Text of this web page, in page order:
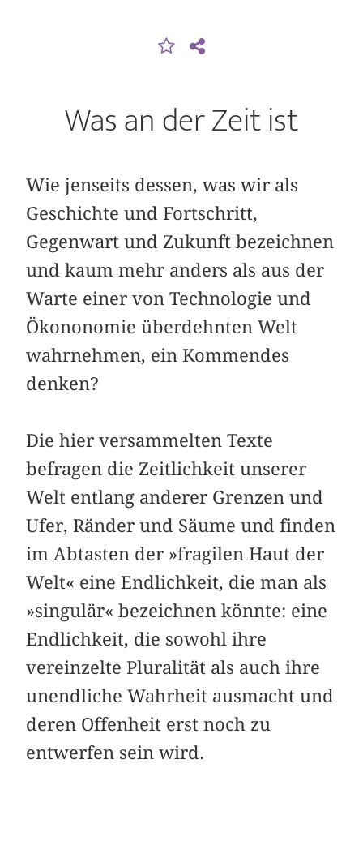
Was an der Zeit ist
Wie jenseits dessen, was wir als
Geschichte und Fortschritt,
Gegenwart und Zukunft bezeichnen
und kaum mehr anders als aus der
Warte einer von Technologie und
Ökononomie überdehnten Welt
wahrnehmen, ein Kommendes
denken?
Die hier versammelten Texte
befragen die Zeitlichkeit unserer
Welt entlang anderer Grenzen und
Ufer, Ränder und Säume und finden
im Abtasten der »fragilen Haut der
Welt« eine Endlichkeit, die man als
»singulär« bezeichnen könnte: eine
Endlichkeit, die sowohl ihre
vereinzelte Pluralität als auch ihre
unendliche Wahrheit ausmacht und
deren Offenheit erst noch zu
entwerfen sein wird.